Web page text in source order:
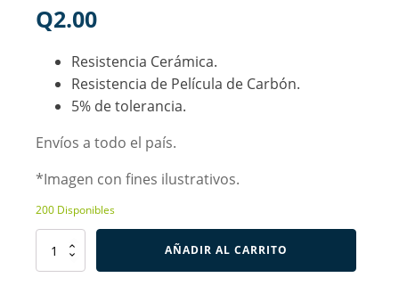
Q2.00
Resistencia Cerámica.
Resistencia de Película de Carbón.
5% de tolerancia.
Envíos a todo el país.
*Imagen con fines ilustrativos.
200 Disponibles
Resistencia
AÑADIR AL CARRITO